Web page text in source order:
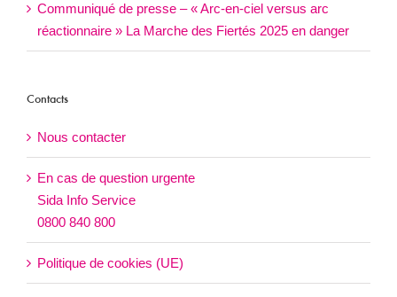
Communiqué de presse – « Arc-en-ciel versus arc
réactionnaire » La Marche des Fiertés 2025 en danger
Contacts
Nous contacter
En cas de question urgente
Sida Info Service
0800 840 800
Politique de cookies (UE)